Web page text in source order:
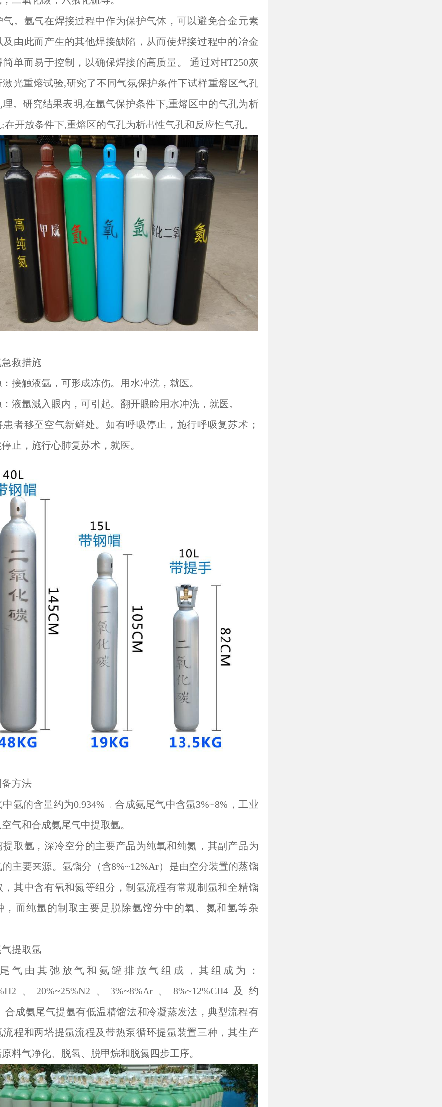
气。氩气在焊接过程中作为保护气体，可以避免合金元素
及由此而产生的其他焊接缺陷，从而使焊接过程中的冶金
简单而易于控制，以确保焊接的高质量。 通过对HT250灰
激光重熔试验,研究了不同气氛保护条件下试样重熔区气孔
理。研究结果表明,在氩气保护条件下,重熔区中的气孔为析
在开放条件下,重熔区的气孔为析出性气孔和反应性气孔。
救措施
接触液氩，可形成冻伤。用水冲洗，就医。
液氩溅入眼内，可引起。翻开眼睑用水冲洗，就医。
患者移至空气新鲜处。如有呼吸停止，施行呼吸复苏术；
止，施行心肺复苏术，就医。
方法
氩的含量约为0.934%，合成氨尾气中含氩3%~8%，工业
气和合成氨尾气中提取氩。
提取氩，深冷空分的主要产品为纯氧和纯氮，其副产品为
主要来源。氩馏分（含8%~12%Ar）是由空分装置的蒸馏
，其中含有氧和氮等组分，制氩流程有常规制氩和全精馏
，而纯氩的制取主要是脱除氩馏分中的氧、氮和氢等杂
提取氩
气由其弛放气和氨罐排放气组成，其组成为：
、20%~25%N2、3%~8%Ar、8%~12%CH4及约
合成氨尾气提氩有低温精馏法和冷凝蒸发法，典型流程有
流程和两塔提氩流程及带热泵循环提氩装置三种，其生产
料气净化、脱氢、脱甲烷和脱氮四步工序。